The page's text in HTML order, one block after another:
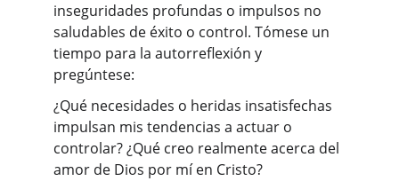
inseguridades profundas o impulsos no
saludables de éxito o control. Tómese un
tiempo para la autorreflexión y
pregúntese:
¿Qué necesidades o heridas insatisfechas
impulsan mis tendencias a actuar o
controlar? ¿Qué creo realmente acerca del
amor de Dios por mí en Cristo?